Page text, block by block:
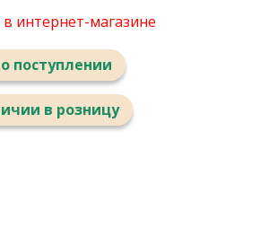
в интернет-магазине
поступлении
в розницу